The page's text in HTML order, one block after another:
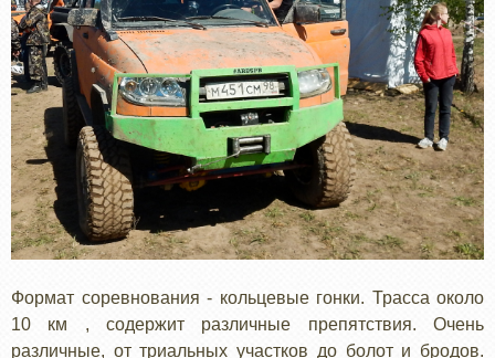
Формат соревнования - кольцевые гонки. Трасса около
10 км , содержит различные препятствия. Очень
различные, от триальных участков до болот и бродов.